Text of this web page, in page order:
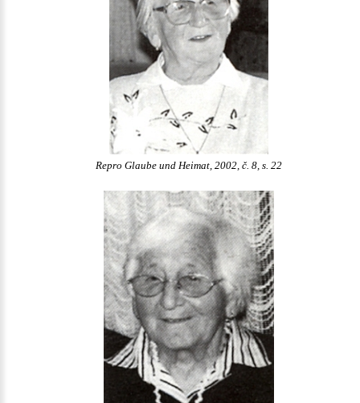
Repro Glaube und Heimat, 2002, č. 8, s. 22